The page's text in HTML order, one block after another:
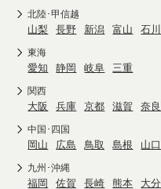
北陸･甲信越
山梨 長野 新潟 富山 石川
東海
愛知 静岡 岐阜 三重
関西
大阪 兵庫 京都 滋賀 奈良
中国･四国
岡山 広島 鳥取 島根 山口
九州･沖縄
福岡 佐賀 長崎 熊本 大分